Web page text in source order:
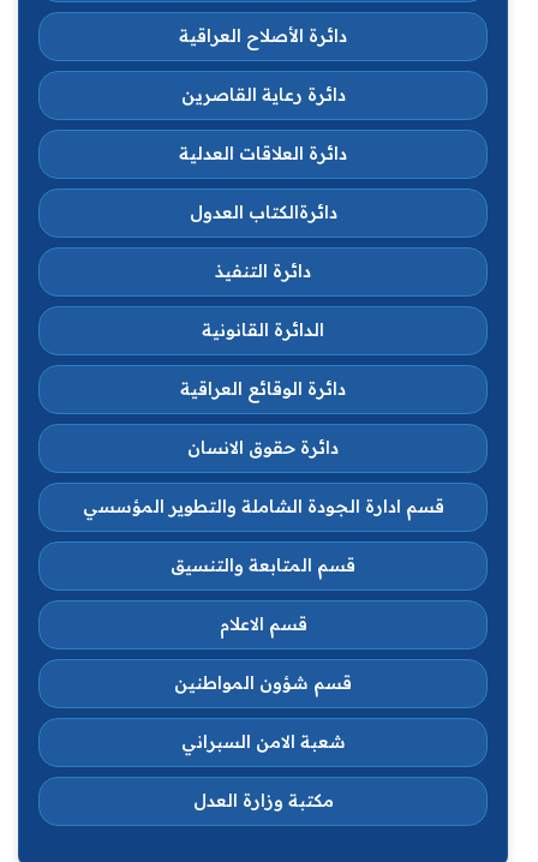
دائرة الأصلاح العراقية
دائرة رعاية القاصرين
دائرة العلاقات العدلية
دائرةالكتاب العدول
دائرة التنفيذ
الدائرة القانونية
دائرة الوقائع العراقية
دائرة حقوق الانسان
قسم ادارة الجودة الشاملة والتطوير المؤسسي
قسم المتابعة والتنسيق
قسم الاعلام
قسم شؤون المواطنين
شعبة الامن السبراني
مكتبة وزارة العدل